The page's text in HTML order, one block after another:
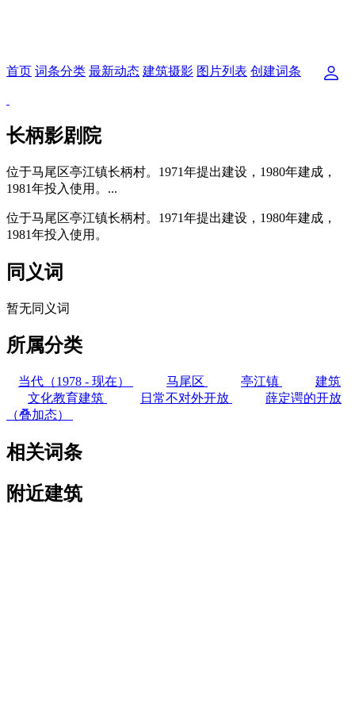
首页 词条分类 最新动态 建筑摄影 图片列表 创建词条
长柄影剧院
位于马尾区亭江镇长柄村。1971年提出建设，1980年建成，
1981年投入使用。...
位于马尾区亭江镇长柄村。1971年提出建设，1980年建成，
1981年投入使用。
同义词
暂无同义词
所属分类
当代（1978 - 现在） 马尾区 亭江镇
建筑
文化教育建筑
日常不对外开放
薛定谔的开放
（叠加态）
相关词条
附近建筑